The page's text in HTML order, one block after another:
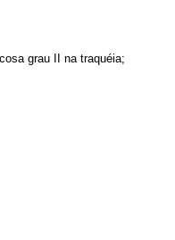
grau II na traquéia;